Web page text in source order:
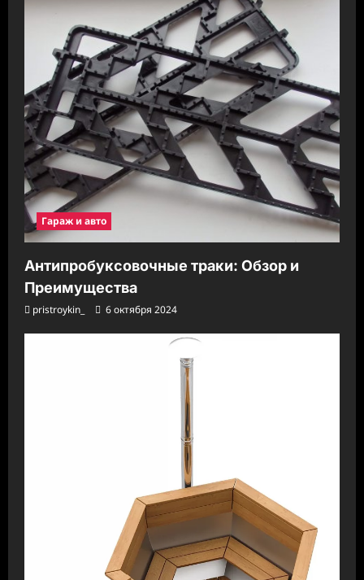
Гараж и авто
Антипробуксовочные траки: Обзор и
Преимущества
pristroykin_ 6 октября 2024